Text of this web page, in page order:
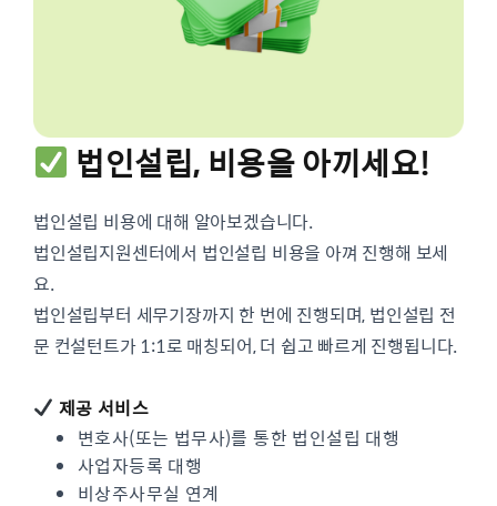
법인설립, 비용을 아끼세요!
법인설립 비용에 대해 알아보겠습니다.
법인설립지원센터에서 법인설립 비용을 아껴 진행해 보세
요.
법인설립부터 세무기장까지 한 번에 진행되며, 법인설립 전
문 컨설턴트가 1:1로 매칭되어, 더 쉽고 빠르게 진행됩니다. ​
제공 서비스
변호사(또는 법무사)를 통한 법인설립 대행
사업자등록 대행
비상주사무실 연계